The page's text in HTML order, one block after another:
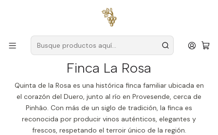
para pedidos superiores a
Productores Duero Finca La Rosa
Finca La Rosa
Quinta de la Rosa es una histórica finca familiar ubicada en
el corazón del Duero, junto al río en Provesende, cerca de
Pinhão. Con más de un siglo de tradición, la finca es
reconocida por producir vinos auténticos, elegantes y
frescos, respetando el terroir único de la región.